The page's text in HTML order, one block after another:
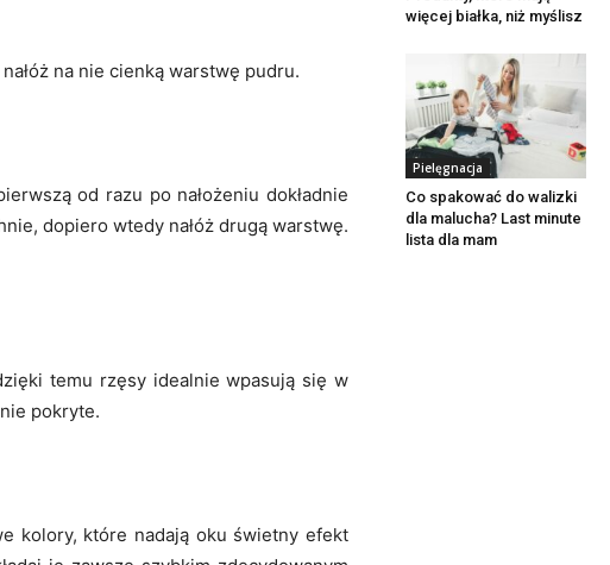
na nie cienką warstwę pudru.
od razu po nałożeniu dokładnie
dopiero wtedy nałóż drugą warstwę.
temu rzęsy idealnie wpasują się w
pokryte.
kolory, które nadają oku świetny efekt
więcej białka, niż myślisz
Pielęgnacja
Co spakować do walizki
dla malucha? Last minute
lista dla mam